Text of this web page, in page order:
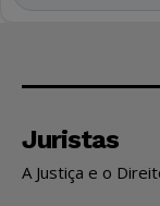
Juristas
A Justiça e o